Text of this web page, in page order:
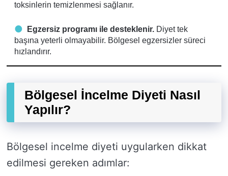
toksinlerin temizlenmesi sağlanır.
Egzersiz programı ile desteklenir. Diyet tek
başına yeterli olmayabilir. Bölgesel egzersizler süreci
hızlandırır.
Bölgesel İncelme Diyeti Nasıl
Yapılır?
Bölgesel incelme diyeti uygularken dikkat
edilmesi gereken adımlar: